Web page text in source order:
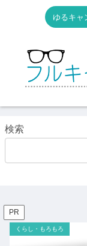
ゆるキャ
検索
PR
くらし・もろもろ